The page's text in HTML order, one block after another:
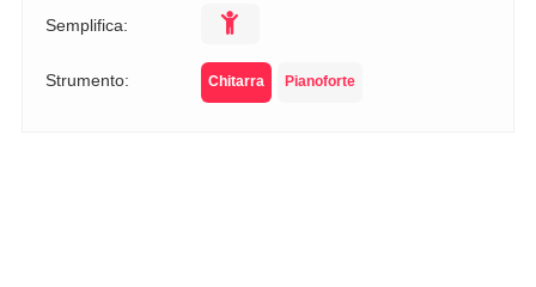
Semplifica:
Strumento: Chitarra Pianoforte